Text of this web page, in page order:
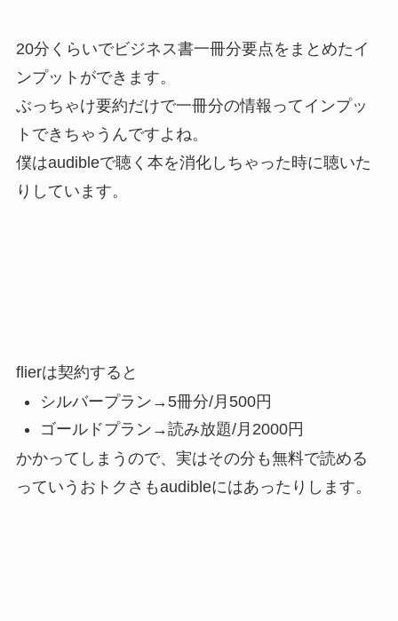
20分くらいでビジネス書一冊分要点をまとめたイ
ンプットができます。
ぶっちゃけ要約だけで一冊分の情報ってインプッ
トできちゃうんですよね。
僕はaudibleで聴く本を消化しちゃった時に聴いた
りしています。
flierは契約すると
シルバープラン→5冊分/月500円
ゴールドプラン→読み放題/月2000円
かかってしまうので、実はその分も無料で読める
っていうおトクさもaudibleにはあったりします。